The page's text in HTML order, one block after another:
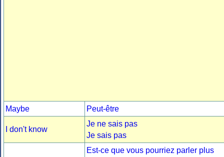
Maybe Peut-être
I don't know
Je ne sais pas
Je sais pas
Est-ce que vous pourriez parler plus